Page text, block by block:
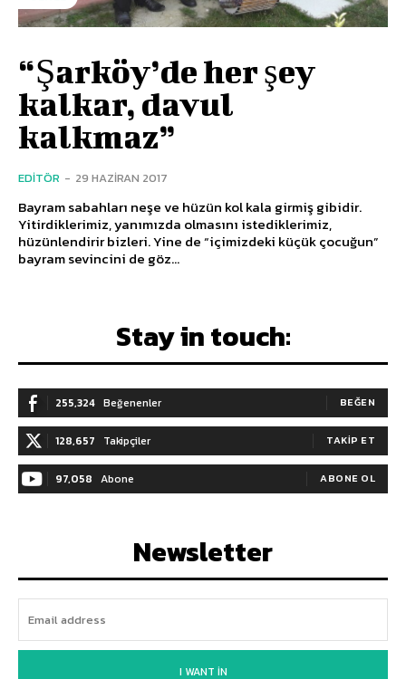
“Şarköy’de her şey
kalkar, davul
kalkmaz”
EDITÖR - 29 HAZIRAN 2017
Bayram sabahları neşe ve hüzün kol kala girmiş gibidir.
Yitirdiklerimiz, yanımızda olmasını istediklerimiz,
hüzünlendirir bizleri. Yine de “içimizdeki küçük çocuğun”
bayram sevincini de göz...
Stay in touch:
255,324 Beğenenler BEĞEN
128,657 Takipçiler TAKIP ET
97,058 Abone ABONE OL
Newsletter
I WANT IN